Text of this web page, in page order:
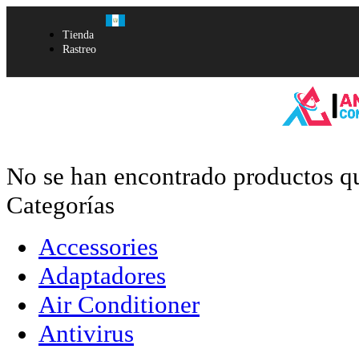
Tienda
Rastreo
No se han encontrado productos
Categorías
Accessories
Adaptadores
Air Conditioner
Antivirus